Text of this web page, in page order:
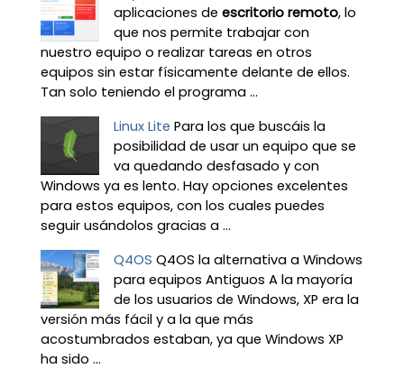
aplicaciones de escritorio remoto, lo
que nos permite trabajar con
nuestro equipo o realizar tareas en otros
equipos sin estar físicamente delante de ellos.
Tan solo teniendo el programa ...
Linux Lite Para los que buscáis la
posibilidad de usar un equipo que se
va quedando desfasado y con
Windows ya es lento. Hay opciones excelentes
para estos equipos, con los cuales puedes
seguir usándolos gracias a ...
Q4OS Q4OS la alternativa a Windows
para equipos Antiguos A la mayoría
de los usuarios de Windows, XP era la
versión más fácil y a la que más
acostumbrados estaban, ya que Windows XP
ha sido ...